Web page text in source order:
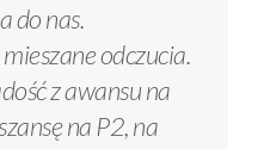
do nas.
odczucia.
z awansu na
na P2, na